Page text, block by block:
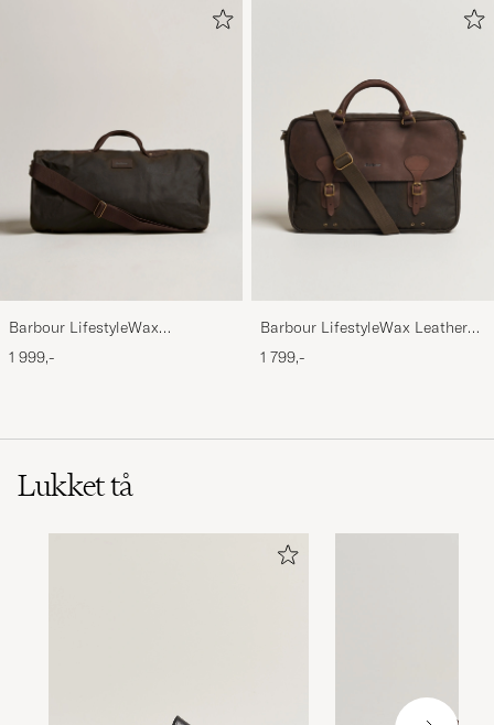
Barbour LifestyleWax
HoldallOlive
1 999,-
Barbour LifestyleWax Leather
Briefcase Olive
1 799,-
Lukket tå